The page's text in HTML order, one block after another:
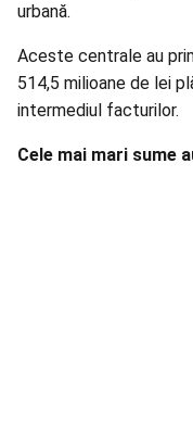
urbană.
Aceste centrale au
514,5 milioane de lei
intermediul facturilor.
Cele mai mari sume